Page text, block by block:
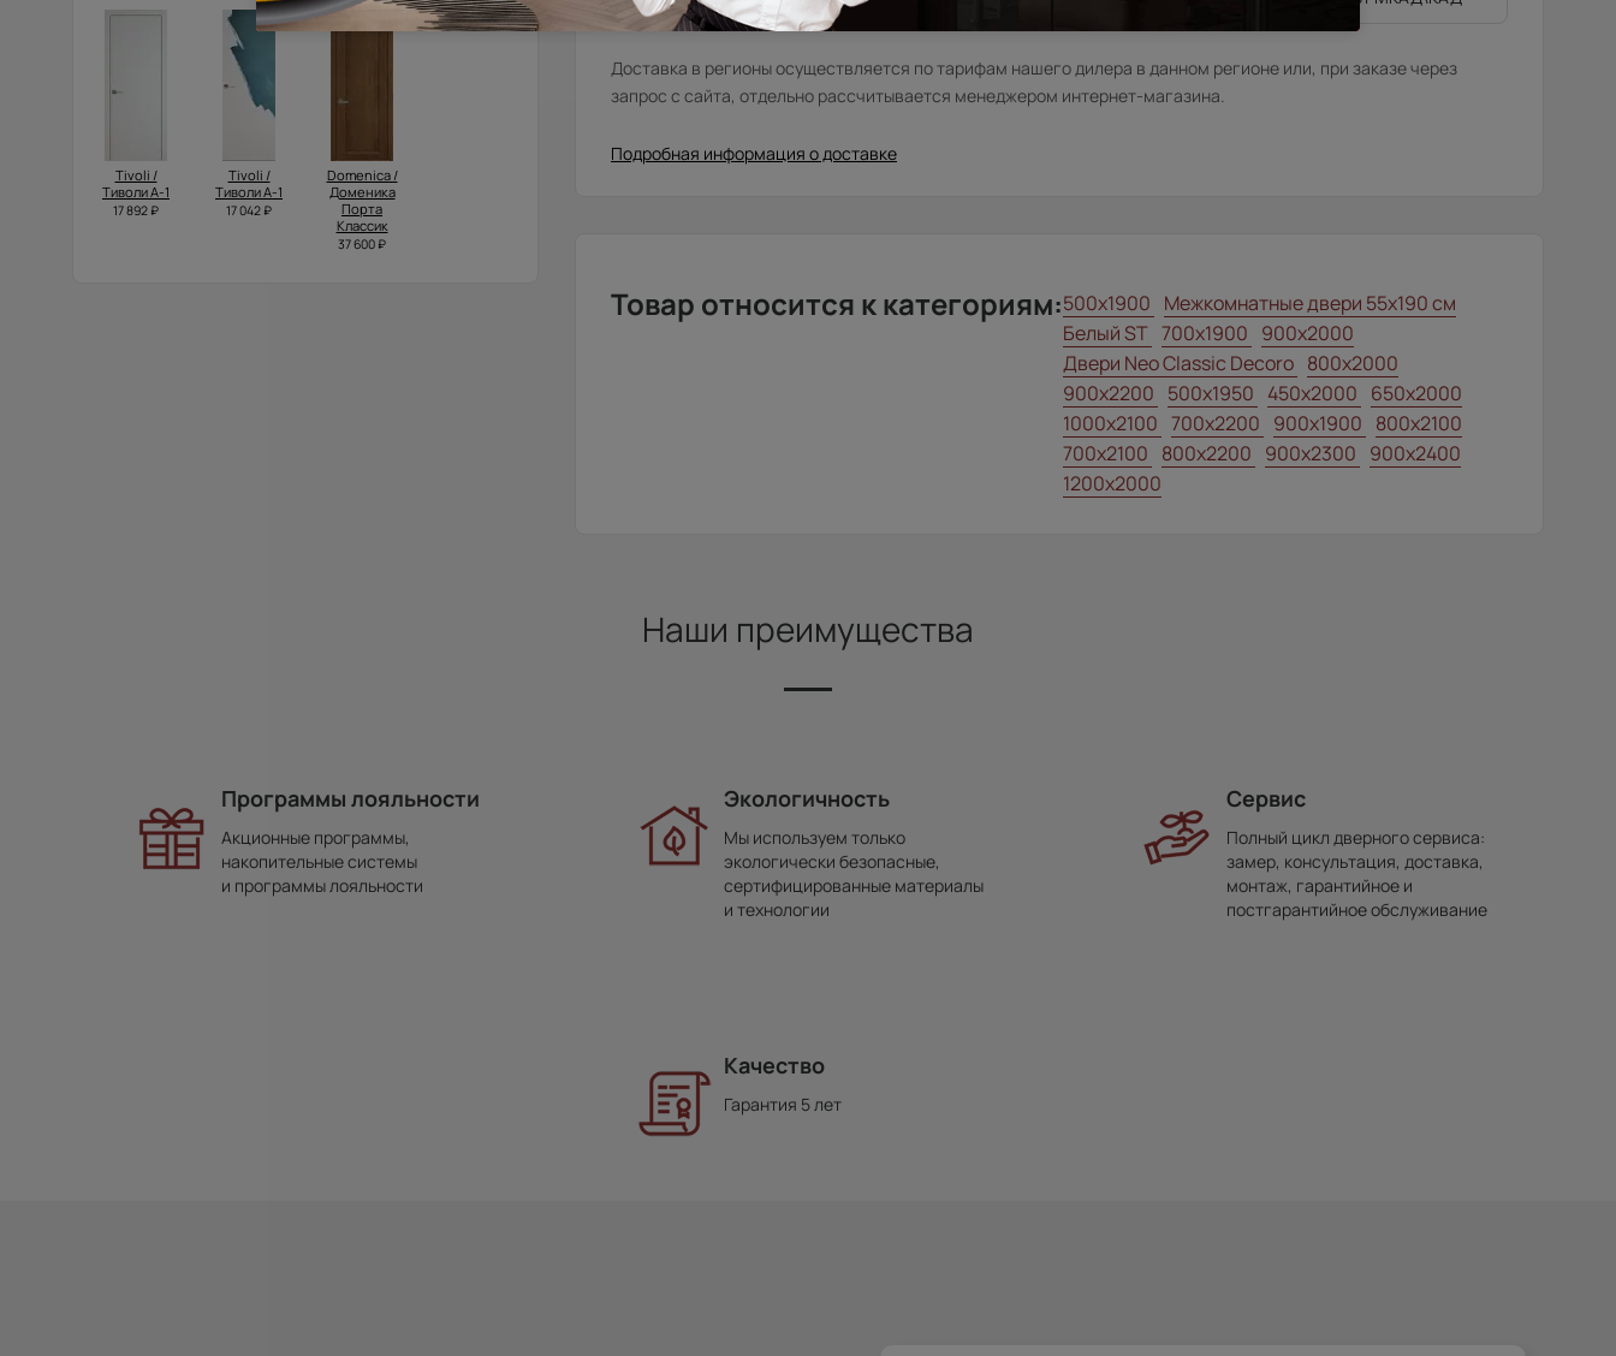
Tivoli /
Тиволи А-1
17 892 ₽
Tivoli /
Тиволи А-1
17 042 ₽
Domenica /
Доменика
Порта
Классик
37 600 ₽
Доставка в регионы осуществляется по тарифам нашего дилера в данном регионе или, при заказе через
запрос с сайта, отдельно рассчитывается менеджером интернет-магазина.
Подробная информация о доставке
Товар относится к категориям:500x1900 Межкомнатные двери 55х190 см
Белый ST 700x1900 900x2000
Двери Neo Classic Decoro 800x2000
900x2200 500x1950 450x2000 650x2000
1000x2100 700x2200 900x1900 800x2100
700x2100 800x2200 900x2300 900x2400
1200x2000
Наши преимущества
Программы лояльности
Акционные программы,
накопительные системы
и программы лояльности
Экологичность
Мы используем только
экологически безопасные,
сертифицированные материалы
и технологии
Сервис
Полный цикл дверного сервиса:
замер, консультация, доставка,
монтаж, гарантийное и
постгарантийное обслуживание
Качество
Гарантия 5 лет